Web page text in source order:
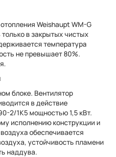
Weishaupt WM-G
в закрытых чистых
температура
не превышает 80%.
блоке. Вентилятор
в действие
2/1K5 мощностью 1,5 кВт.
исполнению конструкции и
обеспечивается
устойчивость пламени
наддува.